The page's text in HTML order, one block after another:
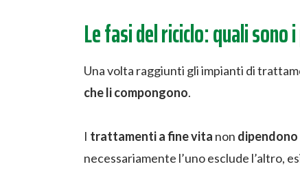
Le fasi del riciclo: quali sono
Una volta raggiunti gli impianti di
che li compongono.
I trattamenti a fine vita non dipendono
necessariamente l’uno esclude l’altro,